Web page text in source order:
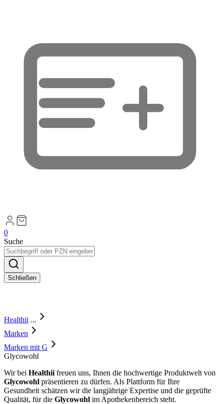
0
Suche
Schließen
Healthii ...
Marken
Marken mit G
Glycowohl
Wir bei Healthii freuen uns, Ihnen die hochwertige Produktwelt von
Glycowohl präsentieren zu dürfen. Als Plattform für Ihre
Gesundheit schätzen wir die langjährige Expertise und die geprüfte
Qualität, für die Glycowohl im Apothekenbereich steht.